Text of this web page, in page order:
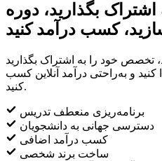
بگذارید، دوره
کسب درآمد کنید
کنید و به‌راحتی درآمد آنلاین کسب
کنید.
برنامه‌ریزی منعطف تدریس
دسترسی جهانی به دانشجویان
کسب درآمد اضافی
ساخت برند شخصی